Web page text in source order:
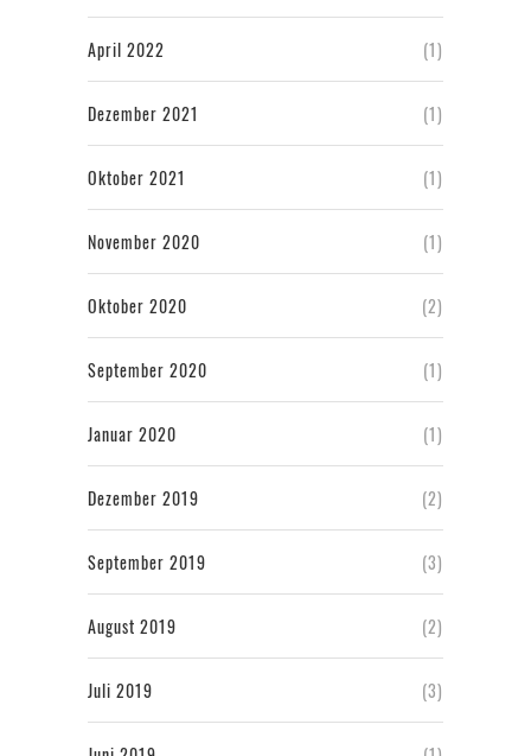
April 2022 (1)
Dezember 2021 (1)
Oktober 2021 (1)
November 2020 (1)
Oktober 2020 (2)
September 2020 (1)
Januar 2020 (1)
Dezember 2019 (2)
September 2019 (3)
August 2019 (2)
Juli 2019 (3)